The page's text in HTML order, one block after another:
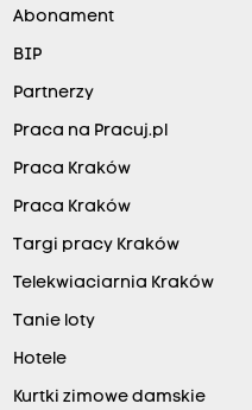
Abonament
BIP
Partnerzy
Praca na Pracuj.pl
Praca Kraków
Praca Kraków
Targi pracy Kraków
Telekwiaciarnia Kraków
Tanie loty
Hotele
Kurtki zimowe damskie